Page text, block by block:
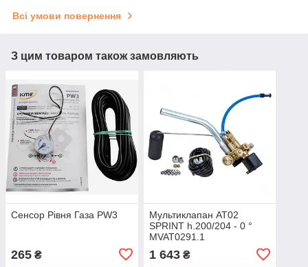
Всі умови повернення
З цим товаром також замовляють
Сенсор Рівня Газа PW3
265 ₴
Мультиклапан AT02
SPRINT h.200/204 - 0 °
MVAT0291.1
1 643₴